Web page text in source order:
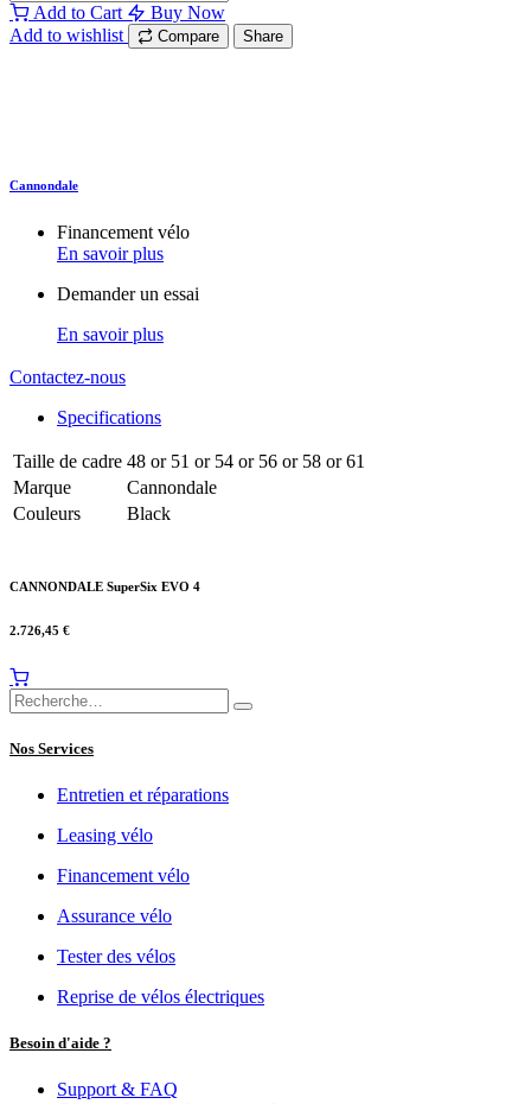
Add to Cart
Buy Now
Add to wishlist
Compare Share
Cannondale
Financement vélo
En savoir plus
Demander un essai
En savoir plus
Contactez-nous
Specifications
Taille de cadre 48 or 51 or 54 or 56 or 58 or61
Marque
Cannondale
Couleurs
Black
CANNONDALE SuperSix EVO 4
2.726,45 €
Nos Services
Entretien et réparations
Leasing vélo
Financement vélo
Assurance vélo
Tester des vélos
Reprise de vélos électriques
Besoin d'aide ?
Support & FAQ